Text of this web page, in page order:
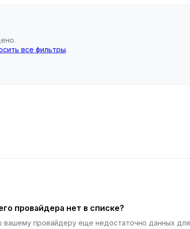
все фильтры.
провайдера нет в списке?
вашему провайдеру еще недостаточно данных для